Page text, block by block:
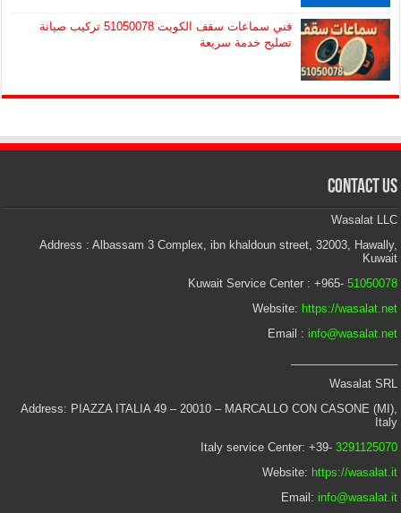
فني سماعات سقف الكويت 51050078 تركيب صيانة
تصليح خدمة سريعة
Contact Us
Wasalat LLC
Address : Albassam 3 Complex, ibn khaldoun street, 32003, Hawally,
Kuwait
Kuwait Service Center : +965- 51050078
Website: https://wasalat.net
Email : info@wasalat.net
Wasalat SRL
Address: PIAZZA ITALIA 49 – 20010 – MARCALLO CON CASONE (MI),
Italy
Italy service Center: +39- 3291125070
Website: https://wasalat.it
Email: info@wasalat.it